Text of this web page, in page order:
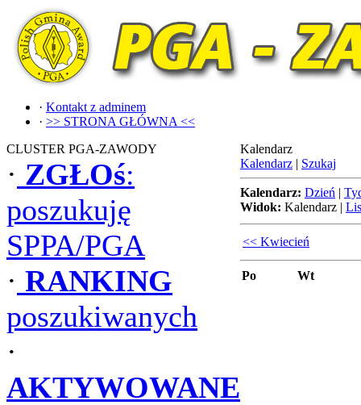
· Kontakt z adminem
· >> STRONA GŁÓWNA <<
CLUSTER PGA-ZAWODY
· ZGŁOś:
poszukuję
SPPA/PGA
· RANKING
poszukiwanych
·
AKTYWOWANE
Kalendarz
Kalendarz | Szukaj
Kalendarz: Dzień |
Widok: Kalendarz |
<< Kwiecień
Po Wt